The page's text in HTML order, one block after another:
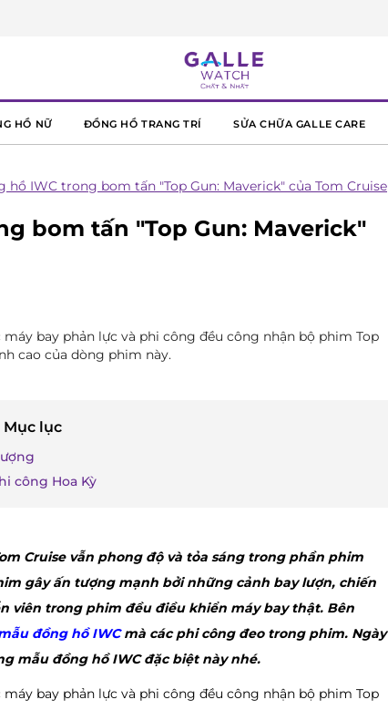
HỒ NỮ ĐỒNG HỒ TRANG TRÍ SỬA CHỮA GALLE CARE
hồ IWC trong bom tấn "Top Gun: Maverick" của Tom Cruise
bom tấn "Top Gun: Maverick"
bay phản lực và phi công đều công nhận bộ phim Top
cao của dòng phim này.
Mục lục
công Hoa Kỳ
Cruise vẫn phong độ và tỏa sáng trong phần phim
gây ấn tượng mạnh bởi những cảnh bay lượn, chiến
viên trong phim đều điều khiển máy bay thật. Bên
đồng hồ IWCmà các phi công đeo trong phim. Ngày
mẫu đồng hồ IWC đặc biệt này nhé.
bay phản lực và phi công đều công nhận bộ phim Top